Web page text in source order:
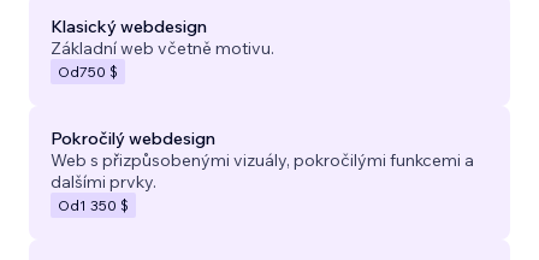
Klasický webdesign
Základní web včetně motivu.
Od750 $
Pokročilý webdesign
Web s přizpůsobenými vizuály, pokročilými funkcemi a
dalšími prvky.
Od1 350 $